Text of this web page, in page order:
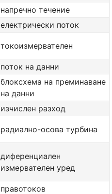
напречно течение
електрически поток
токоизмервателен
поток на данни
блоксхема на преминаване
на данни
изчислен разход
радиално-осова турбина
диференциален
измервателен уред
правотоков